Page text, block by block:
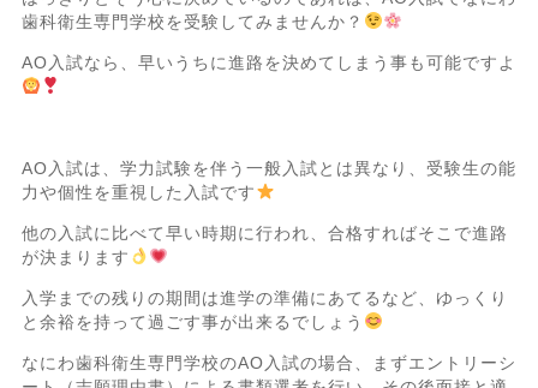
歯科衛生専門学校を受験してみませんか？
AO入試なら、早いうちに進路を決めてしまう事も可能ですよ
AO入試は、学力試験を伴う一般入試とは異なり、受験生の能
力や個性を重視した入試です
他の入試に比べて早い時期に行われ、合格すればそこで進路
が決まります
入学までの残りの期間は進学の準備にあてるなど、ゆっくり
と余裕を持って過ごす事が出来るでしょう
なにわ歯科衛生専門学校のAO入試の場合、まずエントリーシ